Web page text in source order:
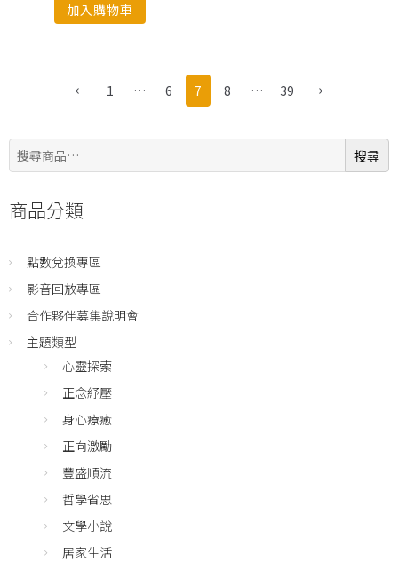
加入購物車
← 1 … 6 7 8 … 39 →
搜
尋:
搜尋
商品分類
點數兌換專區
影音回放專區
合作夥伴募集說明會
主題類型
心靈探索
正念紓壓
身心療癒
正向激勵
豐盛順流
哲學省思
文學小說
居家生活